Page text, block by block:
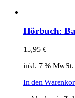
Hörbuch:
13,95 €
inkl. 7 % MwSt.
In den